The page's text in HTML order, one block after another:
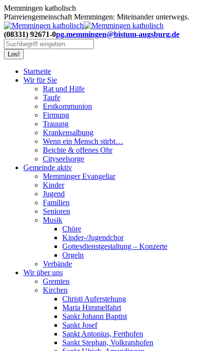
Zum
Inhalt
springen
Memmingen katholisch
Pfarreiengemeinschaft Memmingen: Miteinander unterwegs.
(08331) 92671-0pg.memmingen@bistum-augsburg.de
Search:
Startseite
Wir für Sie
Rat und Hilfe
Taufe
Erstkommunion
Firmung
Trauung
Krankensalbung
Wenn ein Mensch stirbt…
Beichte & offenes Ohr
Cityseelsorge
Gemeinde aktiv
Memminger Evangeliar
Kinder
Jugend
Familien
Senioren
Musik
Chöre
Kinder-/Jugendchor
Gottesdienstgestaltung – Konzerte
Orgeln
Verbände
Wir über uns
Gremien
Kirchen
Christi Auferstehung
Maria Himmelfahrt
Sankt Johann Baptist
Sankt Josef
Sankt Antonius, Ferthofen
Sankt Stephan, Volkratshofen